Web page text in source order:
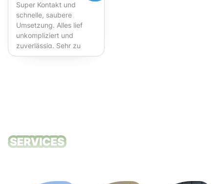
Super Kontakt und
schnelle, saubere
Umsetzung. Alles lief
unkompliziert und
zuverlässig. Sehr zu
empfehlen!